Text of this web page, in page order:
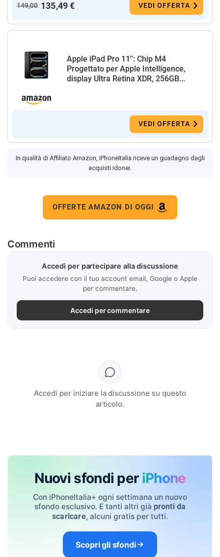
149,00 135,49 € VEDI OFFERTA
Apple iPad Pro 11'': Chip M4
Progettato per Apple Intelligence,
display Ultra Retina XDR, 256GB...
VEDI OFFERTA
In qualità di Affiliato Amazon, iPhoneItalia riceve un guadagno dagli
acquisti idonei.
OFFERTE AMAZON DI OGGI
Commenti
Accedi per partecipare alla discussione
Puoi accedere con il tuo account email, Google o Apple
per commentare.
Accedi per commentare
Accedi per iniziare la discussione su questo
articolo.
Nuovi sfondi per iPhone
Con iPhoneItalia+ ogni settimana un nuovo
sfondo esclusivo. E tanti altri già pronti da
scaricare, alcuni gratis per tutti.
Scopri gli sfondi